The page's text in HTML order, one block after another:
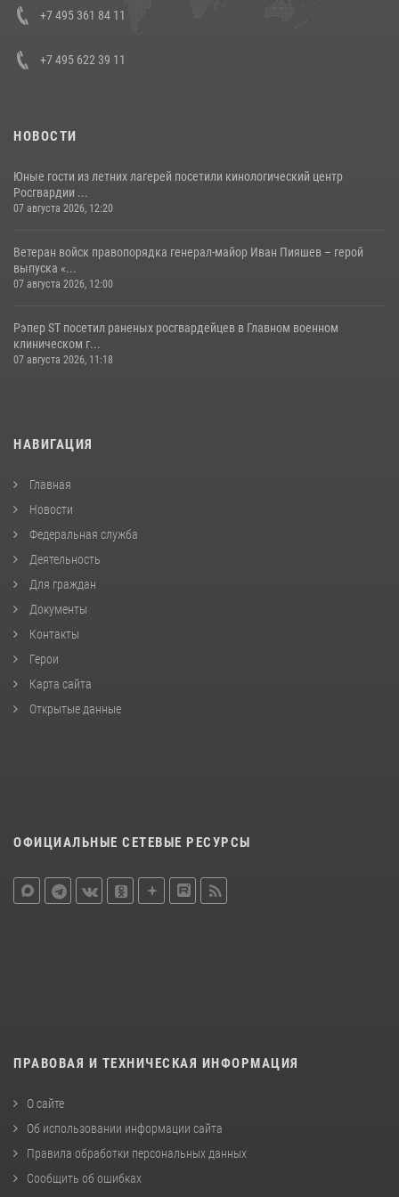
+7 495 361 84 11
+7 495 622 39 11
НОВОСТИ
Юные гости из летних лагерей посетили кинологический центр
Росгвардии ...
07 августа 2026, 12:20
Ветеран войск правопорядка генерал-майор Иван Пияшев – герой
выпуска «...
07 августа 2026, 12:00
Рэпер ST посетил раненых росгвардейцев в Главном военном
клиническом г...
07 августа 2026, 11:18
НАВИГАЦИЯ
Главная
Новости
Федеральная служба
Деятельность
Для граждан
Документы
Контакты
Герои
Карта сайта
Открытые данные
ОФИЦИАЛЬНЫЕ СЕТЕВЫЕ РЕСУРСЫ
ПРАВОВАЯ И ТЕХНИЧЕСКАЯ ИНФОРМАЦИЯ
О сайте
Об использовании информации сайта
Правила обработки персональных данных
Сообщить об ошибках